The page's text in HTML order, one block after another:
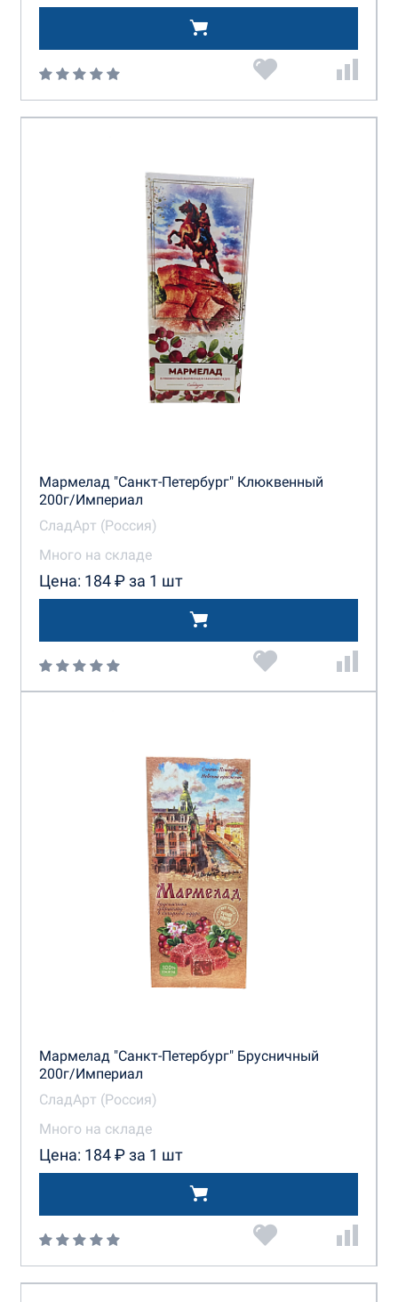
Мармелад "Санкт-Петербург" Клюквенный
200г/Империал
СладАрт (Россия)
Много на складе
Цена: 184 ₽ за 1 шт
Мармелад "Санкт-Петербург" Брусничный
200г/Империал
СладАрт (Россия)
Много на складе
Цена: 184 ₽ за 1 шт